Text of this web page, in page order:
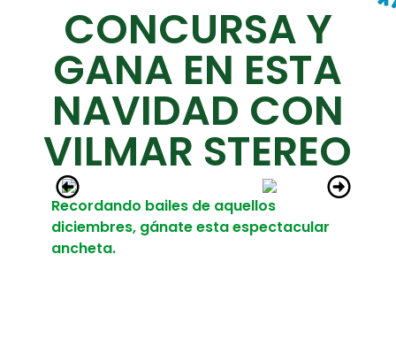
CONCURSA Y
GANA EN ESTA
NAVIDAD CON
VILMAR STEREO
Recordando bailes de aquellos
diciembres, gánate esta espectacular
ancheta.